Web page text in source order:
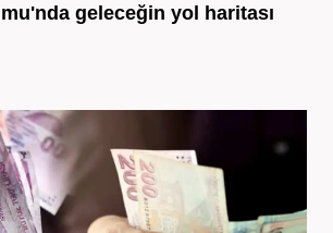
geleceğin yol haritası